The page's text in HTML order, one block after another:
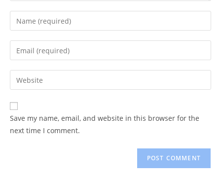
Enter
your
name
comment
Enter
your
email
address
comment
Enter
your
website
URL
(optional)
Save my name, email, and website in this browser for the
next time I comment.